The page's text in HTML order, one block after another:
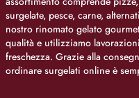
surgelate, pesce, carne,
nostro rinomato gelato
qualità e utilizziamo
freschezza. Grazie alla
ordinare surgelati online è